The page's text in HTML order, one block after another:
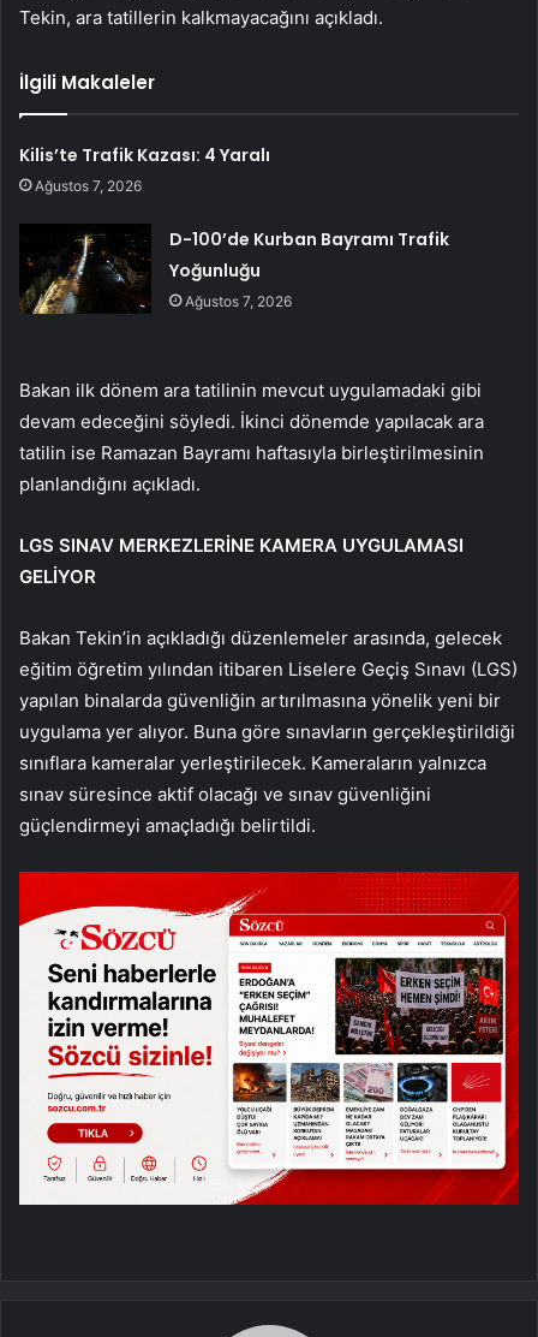
Tekin, ara tatillerin kalkmayacağını açıkladı.
İlgili Makaleler
Kilis’te Trafik Kazası: 4 Yaralı
Ağustos 7, 2026
D-100’de Kurban Bayramı Trafik
Yoğunluğu
Ağustos 7, 2026
Bakan ilk dönem ara tatilinin mevcut uygulamadaki gibi
devam edeceğini söyledi. İkinci dönemde yapılacak ara
tatilin ise Ramazan Bayramı haftasıyla birleştirilmesinin
planlandığını açıkladı.
LGS SINAV MERKEZLERİNE KAMERA UYGULAMASI
GELİYOR
Bakan Tekin’in açıkladığı düzenlemeler arasında, gelecek
eğitim öğretim yılından itibaren Liselere Geçiş Sınavı (LGS)
yapılan binalarda güvenliğin artırılmasına yönelik yeni bir
uygulama yer alıyor. Buna göre sınavların gerçekleştirildiği
sınıflara kameralar yerleştirilecek. Kameraların yalnızca
sınav süresince aktif olacağı ve sınav güvenliğini
güçlendirmeyi amaçladığı belirtildi.